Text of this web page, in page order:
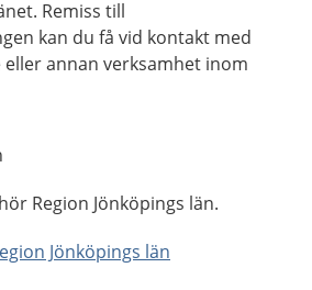
Remiss till
kan du få vid kontakt med
annan verksamhet inom
Region Jönköpings län.
Jönköpings län